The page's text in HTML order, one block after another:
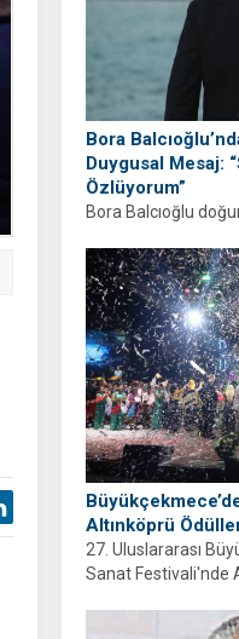
Bora
Duygusal Mesaj:
Özlüyorum”
Bora Balcıoğlu
ayrıyım” diyen
gününü ailesi ve
geçirmeyi diledi.
Altınköprü
27. Uluslararası
Sanat Festivali'nde